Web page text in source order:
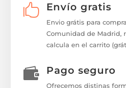
 Envío gratis
Envio grátis para
Comunidad de Madrid,
calcula en el carrito
 Pago seguro
Ofrecemos distinas